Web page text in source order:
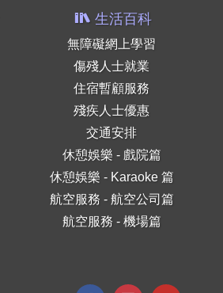
生活百科
無障礙網上學習
傷殘人士就業
住宿暫顧服務
殘疾人士優惠
交通安排
休憩娛樂 - 戲院篇
休憩娛樂 - Karaoke 篇
航空服務 - 航空公司篇
航空服務 - 機場篇